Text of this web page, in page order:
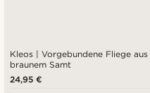
Kleos | Vorgebundene Fliege aus
braunem Samt
24,95 €